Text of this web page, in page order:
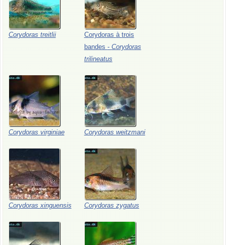
Corydoras treitlii Corydoras à trois
bandes - Corydoras
trilineatus
Corydoras virginiae Corydoras weitzmani
Corydorasxinguensis Corydoras zygatus